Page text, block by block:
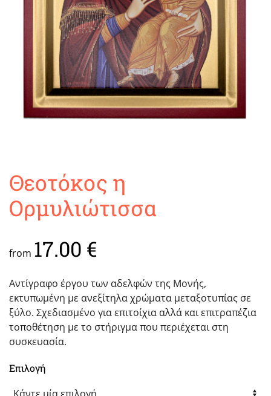
Θεοτόκος η
Ορμυλιώτισσα
from 17.00 €
Αντίγραφο έργου των αδελφών της Μονής,
εκτυπωμένη με ανεξίτηλα χρώματα μεταξοτυπίας σε
ξύλο. Σχεδιασμένο για επιτοίχια αλλά και επιτραπέζια
τοποθέτηση με το στήριγμα που περιέχεται στη
συσκευασία.
Επιλογή